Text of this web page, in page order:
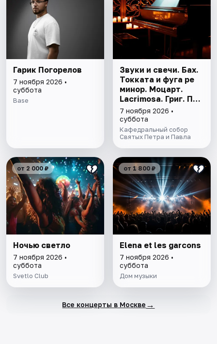
Гарик Погорелов
7 ноября 2026 •
суббота
Base
Звуки и свечи. Бах.
Токката и фуга ре
минор. Моцарт.
Lacrimosa. Григ. Пер
Гюнт
7 ноября 2026 •
суббота
Кафедральный собор
Святых Петра и Павла
от 2 000 ₽
Ночью светло
7 ноября 2026 •
суббота
Svetlo Club
от 1 800 ₽
Elena et les garcons
7 ноября 2026 •
суббота
Дом музыки
Все концерты в Москве →